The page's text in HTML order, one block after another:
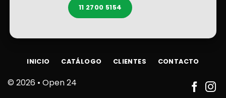
11 2700 5154
© 2026 • Open 24
INICIO CATÁLOGO CLIENTES CONTACTO